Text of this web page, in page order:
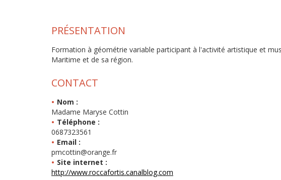
PRÉSENTATION
Formation à géométrie variable participant à l'activité artistique et
Maritime et de sa région.
CONTACT
Nom :
Madame Maryse Cottin
Téléphone :
0687323561
Email :
pmcottin@orange.fr
Site internet :
http://www.roccafortis.canalblog.com